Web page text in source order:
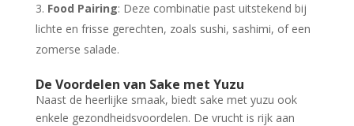
Food Pairing: Deze combinatie past uitstekend bij
lichte en frisse gerechten, zoals sushi, sashimi, of een
zomerse salade.
De Voordelen van Sake met Yuzu
Naast de heerlijke smaak, biedt sake met yuzu ook
enkele gezondheidsvoordelen. De vrucht is rijk aan